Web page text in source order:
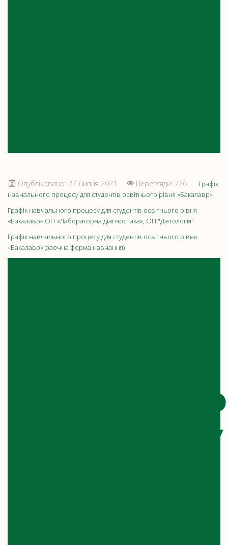
Опубліковано: 27 Липня 2021 Перегляди: 726
Графік
навчального процесу для студентів освітнього рівня «Бакалавр»
Графік навчального процесу для студентів освітнього рівня
«Бакалавр» ОП «Лабораторна діагностика», ОП "Дієтологія"
Графік навчального процесу для студентів освітнього рівня
«Бакалавр» (заочна форма навчання)
ПРОЦЕСУ